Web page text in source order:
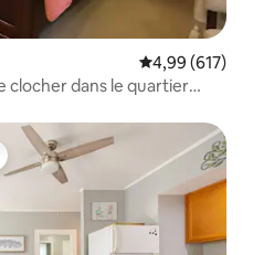
Évaluation
4,99 (617)
clocher dans le quartier
plus appréciés